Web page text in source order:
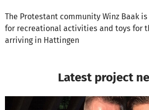
The Protestant community Winz Baak
for recreational activities and toys for
arriving in Hattingen
Latest project